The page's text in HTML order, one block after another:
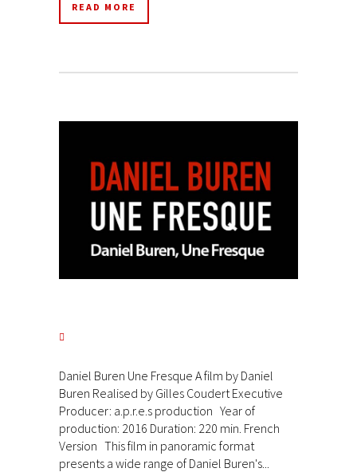
READ MORE
Daniel Buren Une Fresque A film by Daniel
Buren Realised by Gilles Coudert Executive
Producer: a.p.r.e.s production Year of
production: 2016 Duration: 220 min. French
Version This film in panoramic format
presents a wide range of Daniel Buren's...